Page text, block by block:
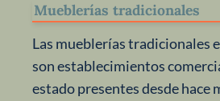
Mueblerías tradicionales
Las mueblerías tradicionales
son establecimientos
estado presentes desde hace